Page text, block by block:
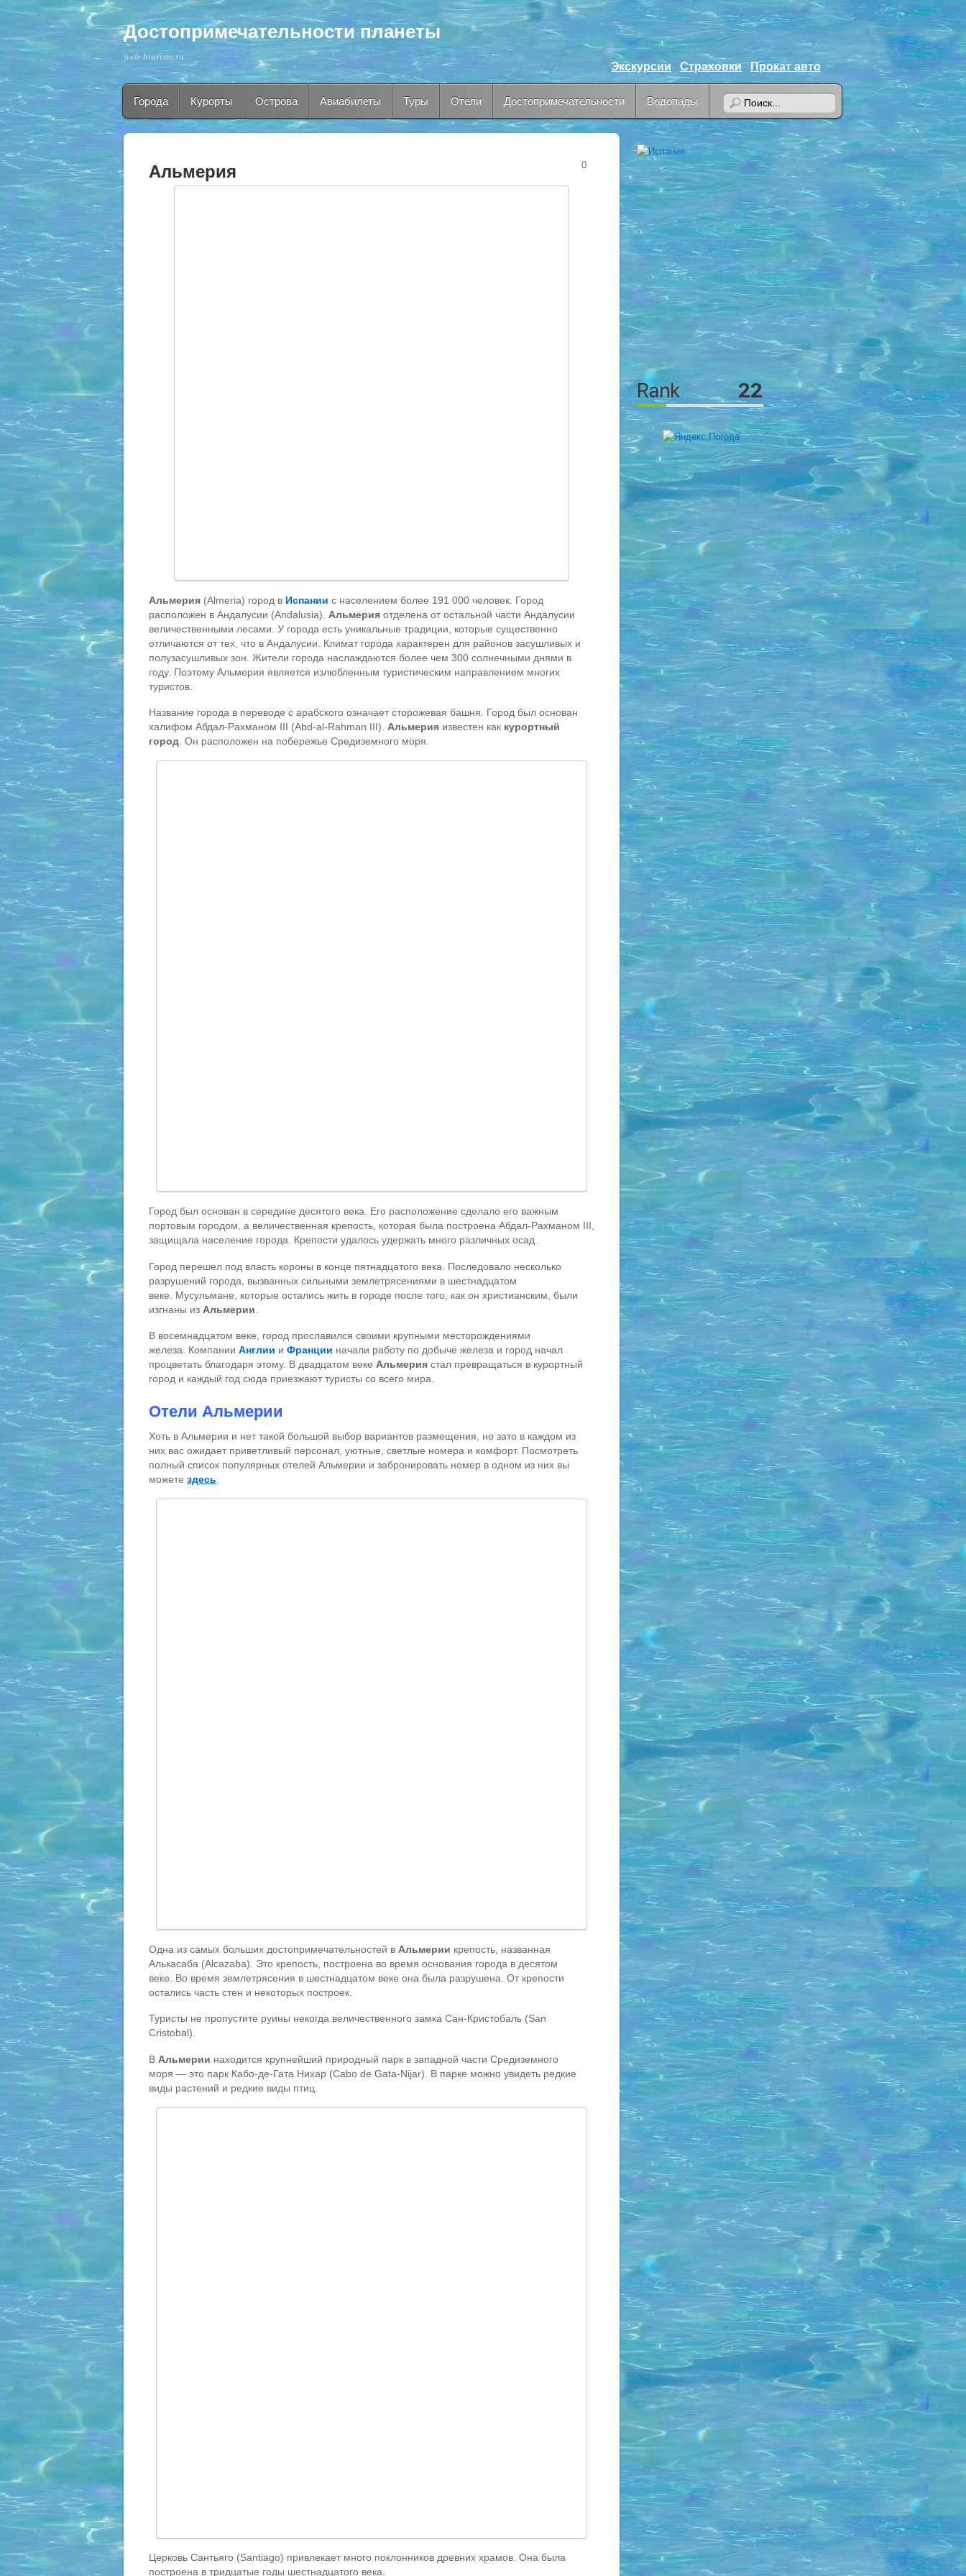
Достопримечательности планеты
web-tourism.ru
Экскурсии Страховки Прокат авто
Города Курорты Острова Авиабилеты Туры Отели Достопримечательности Водопады
Альмерия
Альмерия (Almeria) город в Испании с населением более 191 000 человек. Город
расположен в Андалусии (Andalusia). Альмерия отделена от остальной части Андалусии
величественными лесами. У города есть уникальные традиции, которые существенно
отличаются от тех, что в Андалусии. Климат города характерен для районов засушливых и
полузасушливых зон. Жители города наслаждаются более чем 300 солнечными днями в
году. Поэтому Альмерия является излюбленным туристическим направлением многих
туристов.
Название города в переводе с арабского означает сторожевая башня. Город был основан
халифом Абдал-Рахманом III (Abd-al-Rahman III). Альмерия известен как курортный
город. Он расположен на побережье Средиземного моря.
Город был основан в середине десятого века. Его расположение сделало его важным
портовым городом, а величественная крепость, которая была построена Абдал-Рахманом III,
защищала население города. Крепости удалось удержать много различных осад.
Город перешел под власть короны в конце пятнадцатого века. Последовало несколько
разрушений города, вызванных сильными землетрясениями в шестнадцатом
веке. Мусульмане, которые остались жить в городе после того, как он христианским, были
изгнаны из Альмерии
В восемнадцатом веке, город прославился своими крупными месторождениями
железа. Компании Англии и Франции начали работу по добыче железа и город начал
процветать благодаря этому. В двадцатом веке Альмерия стал превращаться в курортный
город и каждый год сюда приезжают туристы со всего мира.
Отели Альмерии
Хоть в Альмерии и нет такой большой выбор вариантов размещения, но зато в каждом из
них вас ожидает приветливый персонал, уютные, светлые номера и комфорт. Посмотреть
полный список популярных отелей Альмерии и забронировать номер в одном из них вы
можете здесь
Одна из самых больших достопримечательностей в Альмерии крепость, названная
Алькасаба (Alcazaba). Это крепость, построена во время основания города в десятом
веке. Во время землетрясения в шестнадцатом веке она была разрушена. От крепости
остались часть стен и некоторых построек.
Туристы не пропустите руины некогда величественного замка Сан-Кристобаль (San
Cristobal).
В Альмерии находится крупнейший природный парк в западной части Средиземного
моря — это парк Кабо-де-Гата Нихар (Cabo de Gata-Nijar). В парке можно увидеть редкие
виды растений и редкие виды птиц.
Церковь Сантьяго (Santiago) привлекает много поклонников древних храмов. Она была
построена в тридцатые годы шестнадцатого века.
0